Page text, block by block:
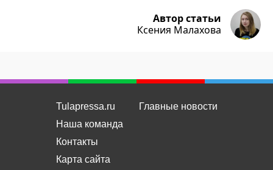
Автор статьи
Ксения Малахова
Tulapressa.ru
Наша команда
Контакты
Карта сайта
Главные новости